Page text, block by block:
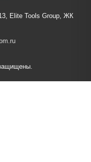
Elite Tools Group, ЖК